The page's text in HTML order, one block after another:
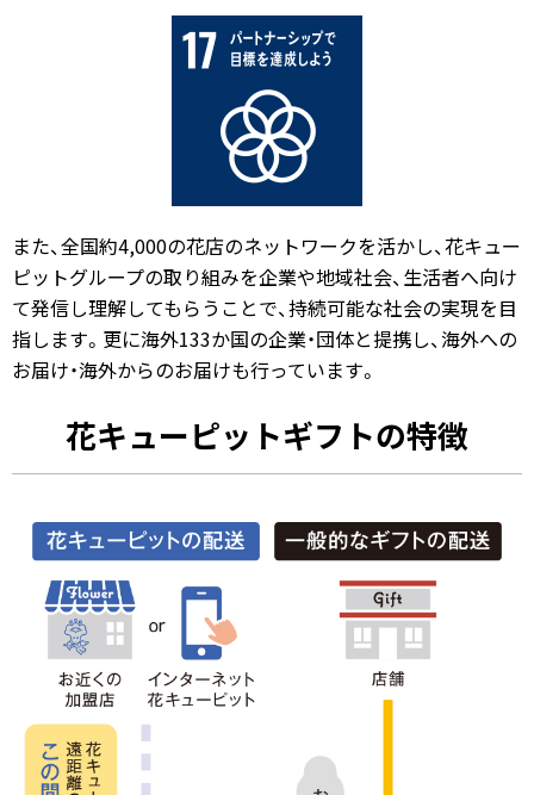
また、全国約4,000の花店のネットワークを活かし、花キュー
ピットグループの取り組みを企業や地域社会、生活者へ向け
て発信し理解してもらうことで、持続可能な社会の実現を目
指します。更に海外133か国の企業・団体と提携し、海外への
お届け・海外からのお届けも行っています。
花キューピットギフトの特徴